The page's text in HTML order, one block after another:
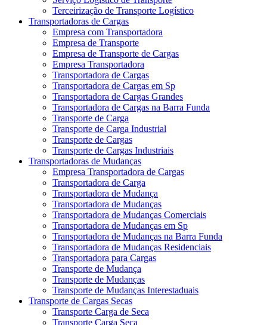
Terceirização de Transporte Logístico
Transportadoras de Cargas
Empresa com Transportadora
Empresa de Transporte
Empresa de Transporte de Cargas
Empresa Transportadora
Transportadora de Cargas
Transportadora de Cargas em Sp
Transportadora de Cargas Grandes
Transportadora de Cargas na Barra Funda
Transporte de Carga
Transporte de Carga Industrial
Transporte de Cargas
Transporte de Cargas Industriais
Transportadoras de Mudanças
Empresa Transportadora de Cargas
Transportadora de Carga
Transportadora de Mudança
Transportadora de Mudanças
Transportadora de Mudanças Comerciais
Transportadora de Mudanças em Sp
Transportadora de Mudanças na Barra Funda
Transportadora de Mudanças Residenciais
Transportadora para Cargas
Transporte de Mudança
Transporte de Mudanças
Transporte de Mudanças Interestaduais
Transporte de Cargas Secas
Transporte Carga de Seca
Transporte Carga Seca